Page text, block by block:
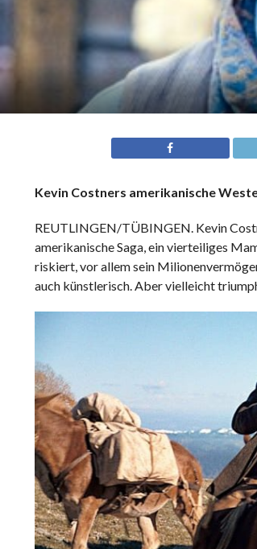
Kevin Costners amerikanische
REUTLINGEN/TÜBINGEN. Kevin
amerikanische Saga, ein vierteiliges
riskiert, vor allem sein
auch künstlerisch. Aber vielleicht